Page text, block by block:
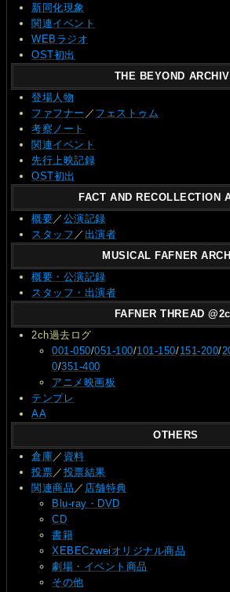
新同化現象
関連イベント
WEBラジオ
OST初出
THE BEYOND
登場人物
ファフナー ／ フェストゥム
考察ノート
関連イベント
先行上映記録
OST初出
FACT AND RECOLLECTION
概要／ 公演記録
スタッフ ／ 出演者
MUSICAL FAFNER
概要・公演記録
スタッフ・出演者
FAFNER THREAD
2ch過去ログ
001-050/051-100/101-150/151-200/
0/351-400
アニメ映画板
テンプレ
AA
OTHERS
倉庫／ 資料
投票／ 投票結果
関連商品 ／ 店舗特典
Blu-ray・DVD
CD
書籍
XEBECzweiオリジナル商品
劇場・イベント商品
その他